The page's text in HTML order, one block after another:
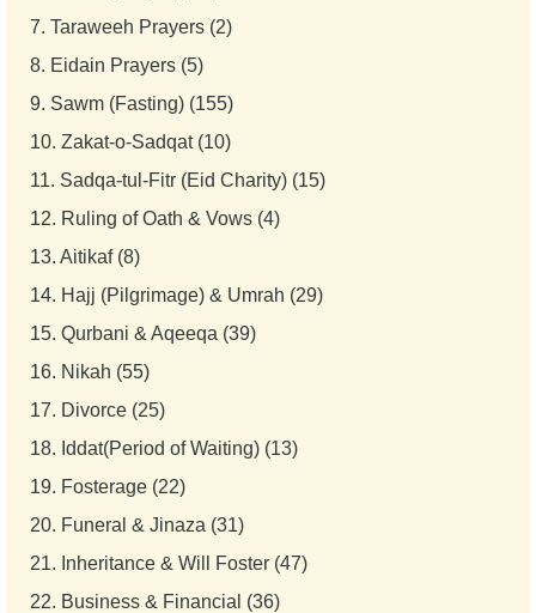
7. Taraweeh Prayers (2)
8. Eidain Prayers (5)
9. Sawm (Fasting) (155)
10. Zakat-o-Sadqat (10)
11. Sadqa-tul-Fitr (Eid Charity) (15)
12. Ruling of Oath & Vows (4)
13. Aitikaf (8)
14. Hajj (Pilgrimage) & Umrah (29)
15. Qurbani & Aqeeqa (39)
16. Nikah (55)
17. Divorce (25)
18. Iddat(Period of Waiting) (13)
19. Fosterage (22)
20. Funeral & Jinaza (31)
21. Inheritance & Will Foster (47)
22. Business & Financial (36)